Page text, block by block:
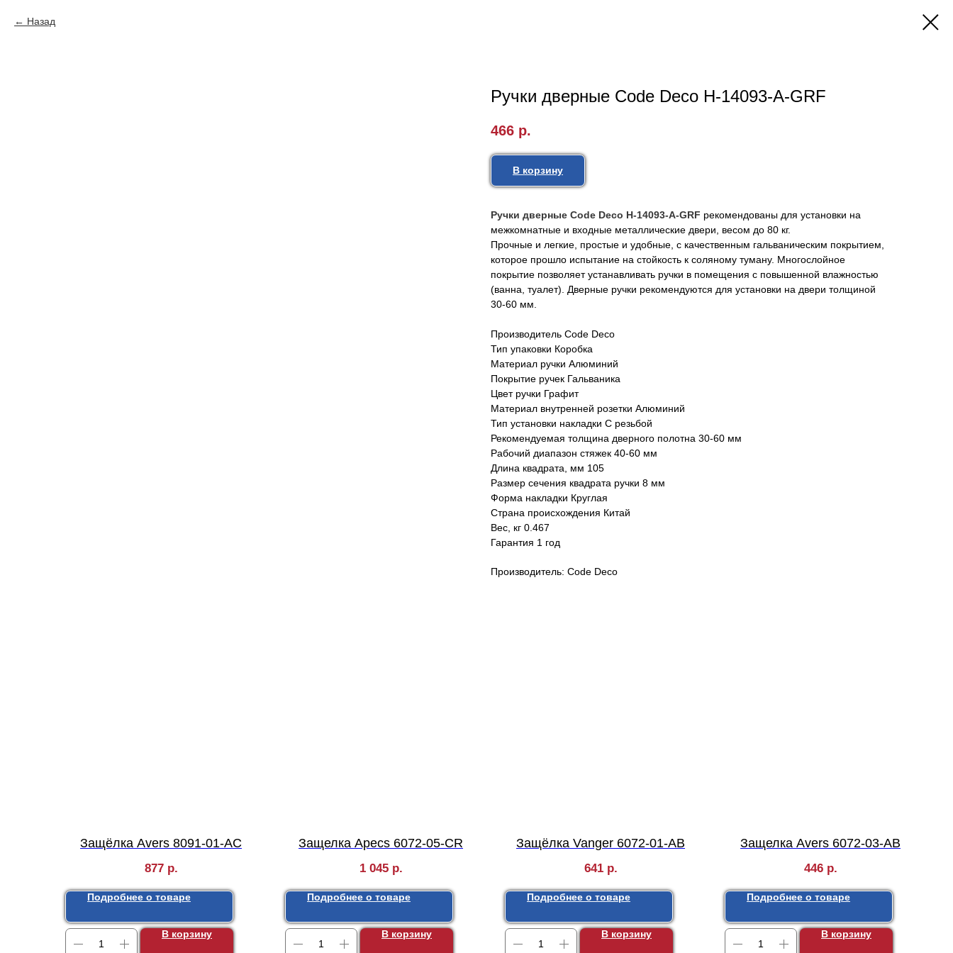
Назад
Ручки дверные Code Deco H-14093-A-GRF
466 р.
В корзину
Ручки дверные Code Deco H-14093-A-GRF рекомендованы для установки на
межкомнатные и входные металлические двери, весом до 80 кг.
Прочные и легкие, простые и удобные, с качественным гальваническим покрытием,
которое прошло испытание на стойкость к соляному туману. Многослойное
покрытие позволяет устанавливать ручки в помещения с повышенной влажностью
(ванна, туалет). Дверные ручки рекомендуются для установки на двери толщиной
30-60 мм.
Производитель Code Deco
Тип упаковки Коробка
Материал ручки Алюминий
Покрытие ручек Гальваника
Цвет ручки Графит
Материал внутренней розетки Алюминий
Тип установки накладки С резьбой
Рекомендуемая толщина дверного полотна 30-60 мм
Рабочий диапазон стяжек 40-60 мм
Длина квадрата, мм 105
Размер сечения квадрата ручки 8 мм
Форма накладки Круглая
Страна происхождения Китай
Вес, кг 0.467
Гарантия 1 год
Производитель: Code Deco
Защёлка Avers 8091-01-AC
877 р.
Подробнее о товаре
В корзину
Защелка Apecs 6072-05-CR
1 045 р.
Подробнее о товаре
В корзину
Защёлка Vanger 6072-01-AB
641 р.
Подробнее о товаре
В корзину
Защелка Avers 6072-03-AВ
446 р.
Подробнее о товаре
В корзину